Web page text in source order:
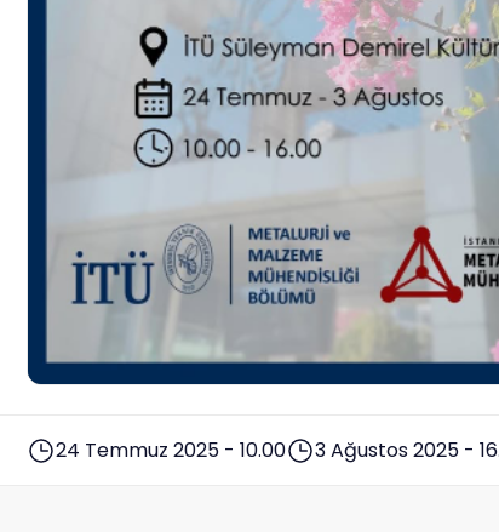
24 Temmuz 2025 - 10.00 3 Ağustos 2025 -